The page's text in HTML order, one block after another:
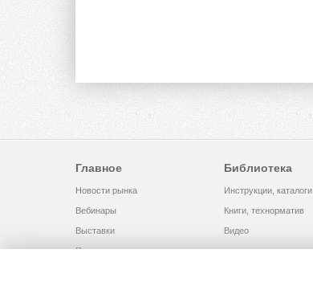
Главное
Новости рынка
Вебинары
Выставки
Помощь
Библиотека
Инструкции, каталоги
Книги, технорматив
Видео